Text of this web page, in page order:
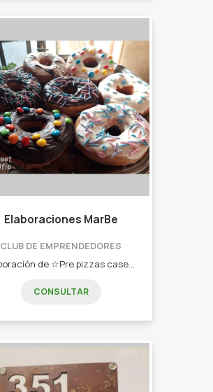
Elaboraciones MarBe
CLUB DE EMPRENDEDORES
Elaboración de ☆Pre pizzas caseras. ☆Pastas caseras. ☆Panificados. ☆Empanadas. ☆Pastelitos. ☆Desayunos, picadas. ☆Dulces ☆y mucho más.
CONSULTAR